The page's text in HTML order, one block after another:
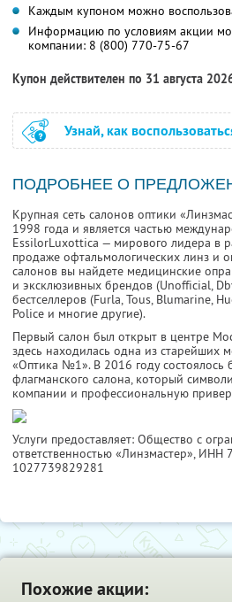
Каждым купоном можно
Информацию по условиям акции
компании: 8 (800) 770-75-67
Купон действителен по 31 августа
Узнай, как
ПОДРОБНЕЕ О
Крупная сеть салонов оптики
1998 года и является частью
EssilorLuxottica — мирового лидера в
продаже офтальмологических линз и
салонов вы найдете медицинские
и эксклюзивных брендов (Unofficial,
бестселлеров (Furla, Tous, Blumarine,
Police и многие другие).
Первый салон был открыт в центре
здесь находилась одна из старейших
«Оптика №1». В 2016 году состоялось
флагманского салона, который
компании и профессиональную
Услуги предоставляет: Общество с
ответственностью «Линзмастер», ИНН
1027739829281
Похожие акции: